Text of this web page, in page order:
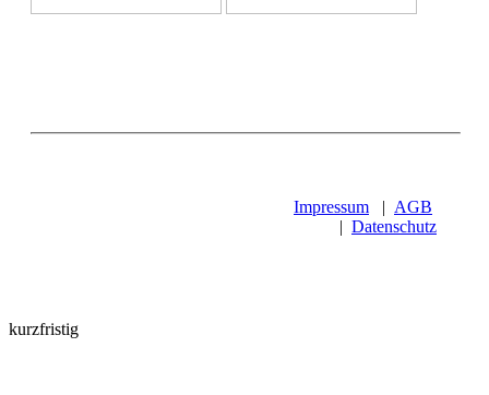
Impressum | AGB
| Datenschutz
kurzfristig